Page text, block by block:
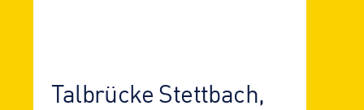
Talbrücke Stettbach,